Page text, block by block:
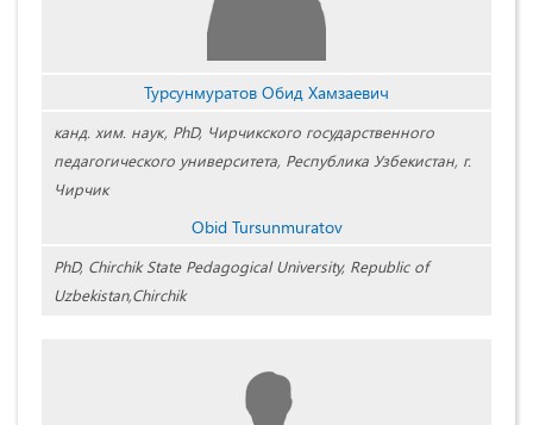
Турсунмуратов Обид Хамзаевич
канд. хим. наук, PhD, Чирчикского государственного
педагогического университета, Республика Узбекистан, г.
Чирчик
Obid Tursunmuratov
PhD, Chirchik State Pedagogical University, Republic of
Uzbekistan,Chirchik